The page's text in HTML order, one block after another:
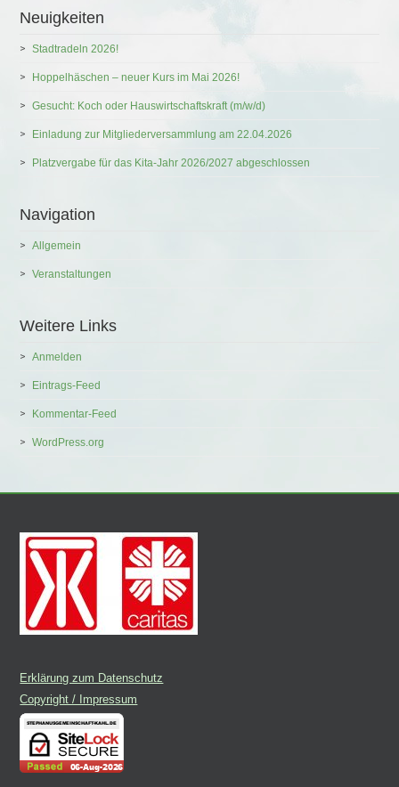
Neuigkeiten
Stadtradeln 2026!
Hoppelhäschen – neuer Kurs im Mai 2026!
Gesucht: Koch oder Hauswirtschaftskraft (m/w/d)
Einladung zur Mitgliederversammlung am 22.04.2026
Platzvergabe für das Kita-Jahr 2026/2027 abgeschlossen
Navigation
Allgemein
Veranstaltungen
Weitere Links
Anmelden
Eintrags-Feed
Kommentar-Feed
WordPress.org
Erklärung zum Datenschutz
Copyright / Impressum